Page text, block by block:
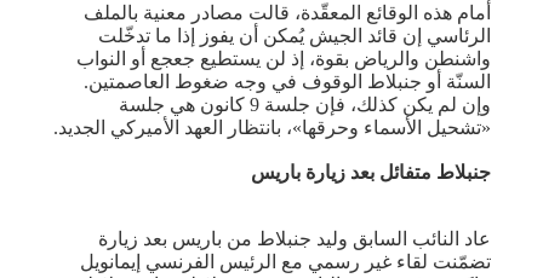
أمام هذه الوقائع المعقّدة، قالت مصادر معنية بالملف
الرئاسي إن قائد الجيش يُمكن أن يفوز إذا ما تدخّلت
واشنطن والرياض بقوة، إذ لن يستطيع جعجع أو النواب
السنّة أو جنبلاط الوقوف في وجه ضغوط العاصمتين.
وإن لم يكن كذلك، فإن جلسة 9 كانون هي جلسة
«تشحيل الأسماء وحرقها»، بانتظار العهد الأميركي الجديد.
جنبلاط متفائل بعد زيارة باريس
عاد النائب السابق وليد جنبلاط من باريس بعد زيارة
تضمّنت لقاء غير رسمي مع الرئيس الفرنسي إيمانويل